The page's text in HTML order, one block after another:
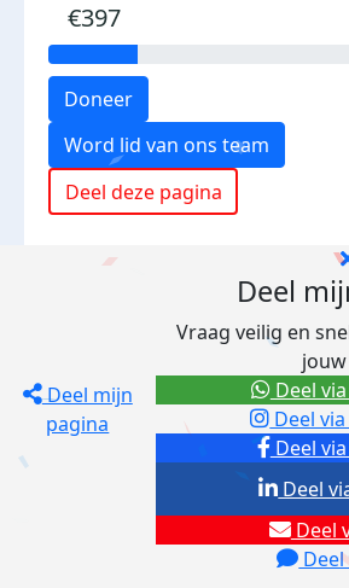
€397
Doneer
Word lid van ons team
Deel deze pagina
Deel mijn
pagina
Deel
Vraag veilig en
Deel
Deel
Deel
Deel
Deel
Deel